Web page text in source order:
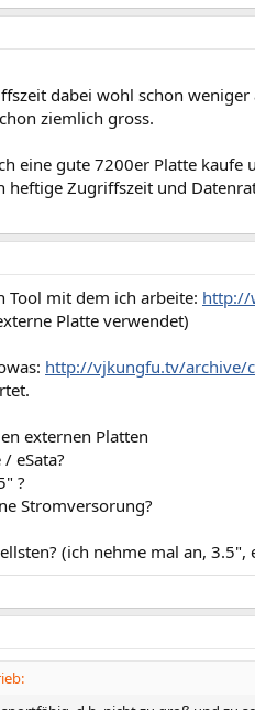
dabei wohl schon
ziemlich gross.
eine gute 7200er Platte kaufe
Zugriffszeit und
Tool mit dem ich arbeite: http://
Platte verwendet)
http://vjkungfu.tv/archive/
externen Platten
eSata?
?
Stromversorung?
(ich nehme mal an, 3.5",